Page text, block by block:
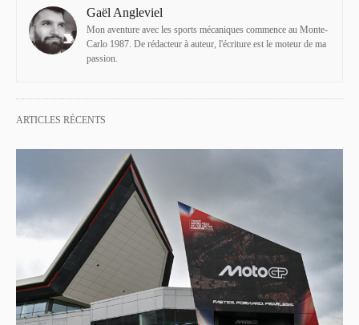
Gaël Angleviel
Mon aventure avec les sports mécaniques commence au Monte-
Carlo 1987. De rédacteur à auteur, l'écriture est le moteur de ma
passion.
ARTICLES RÉCENTS